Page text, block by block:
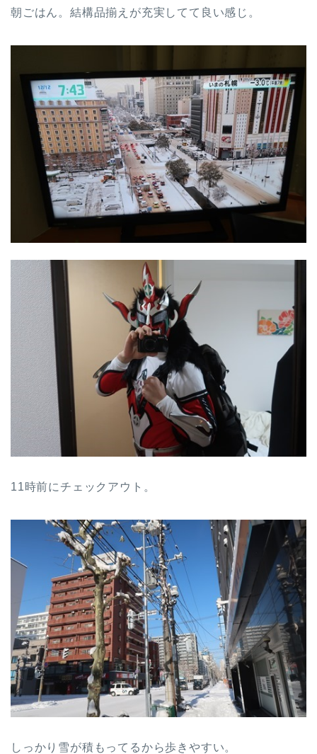
朝ごはん。結構品揃えが充実してて良い感じ。
11時前にチェックアウト。
しっかり雪が積もってるから歩きやすい。